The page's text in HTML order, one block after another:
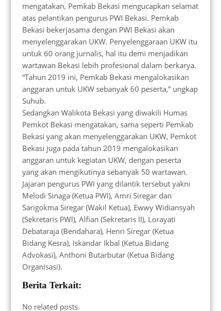
mengatakan, Pemkab Bekasi mengucapkan selamat
atas pelantikan pengurus PWI Bekasi. Pemkab
Bekasi bekerjasama dengan PWI Bekasi akan
menyelenggarakan UKW. Penyelenggaraan UKW itu
untuk 60 orang jurnalis, hal itu demi menjadikan
wartawan Bekasi lebih profesional dalam berkarya.
“Tahun 2019 ini, Pemkab Bekasi mengalokasikan
anggaran untuk UKW sebanyak 60 peserta,” ungkap
Suhub.
Sedangkan Walikota Bekasi yang diwakili Humas
Pemkot Bekasi mengatakan, sama seperti Pemkab
Bekasi yang akan menyelenggarakan UKW, Pemkot
Bekasi juga pada tahun 2019 mengalokasikan
anggaran untuk kegiatan UKW, dengan peserta
yang akan mengikutinya sebanyak 50 wartawan.
Jajaran pengurus PWI yang dilantik tersebut yakni
Melodi Sinaga (Ketua PWI), Amri Siregar dan
Sarigokma Siregar (Wakil Ketua), Ewwy Widiansyah
(Sekretaris PWI), Alfian (Sekretaris II), Lorayati
Debataraja (Bendahara), Henri Siregar (Ketua
Bidang Kesra), Iskandar Ikbal (Ketua Bidang
Advokasi), Anthoni Butarbutar (Ketua Bidang
Organisasi).
Berita Terkait:
No related posts.